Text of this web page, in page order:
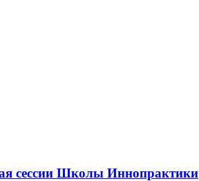
сессии Школы Иннопрактики